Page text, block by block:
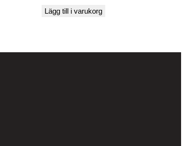
Lägg till i varukorg